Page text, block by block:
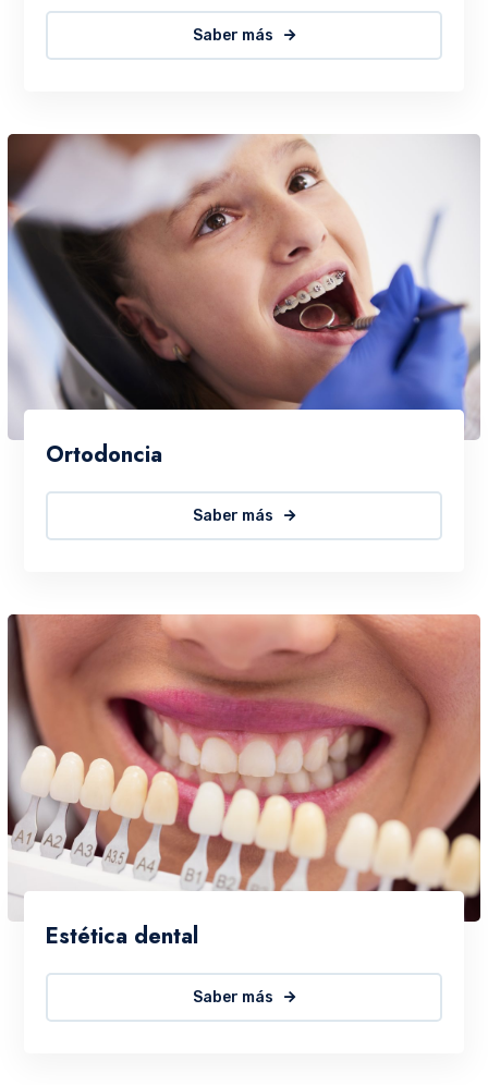
Saber más
Ortodoncia
Saber más
Estética dental
Saber más